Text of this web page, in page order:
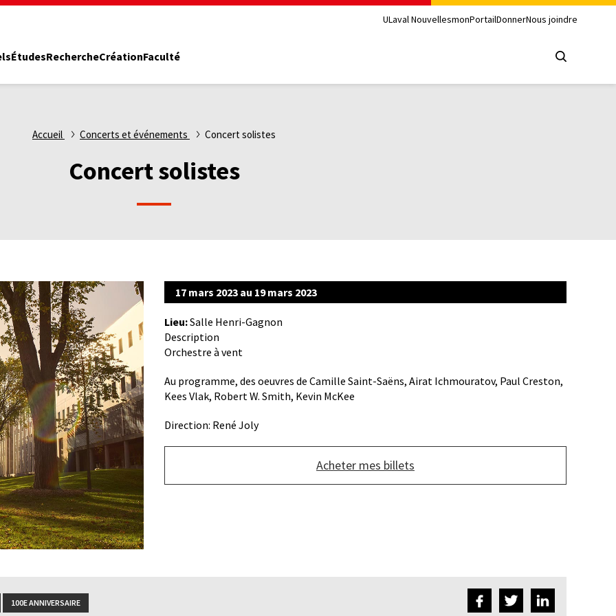
ULaval NouvellesmonPortailDonnerNous joindre
ÉtudesRechercheCréationFaculté
Accueil Concerts et événements Concert solistes
Concert solistes
17 mars 2023 au 19 mars 2023
Lieu:Salle Henri-Gagnon
Description
Orchestre à vent
Au programme, des oeuvres de Camille Saint-Saëns, Airat Ichmouratov, Paul Creston,
Kees Vlak, Robert W. Smith, Kevin McKee
Direction: René Joly
lien
Acheter mes billets
100E ANNIVERSAIRE